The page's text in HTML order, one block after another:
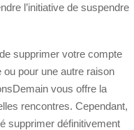
l’initiative de suspendre
supprimer votre compte
pour une autre raison
vous offre la
rencontres. Cependant,
supprimer définitivement